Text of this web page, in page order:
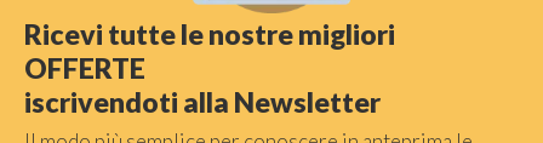
Ricevi tutte le nostre migliori
OFFERTE
iscrivendoti alla Newsletter